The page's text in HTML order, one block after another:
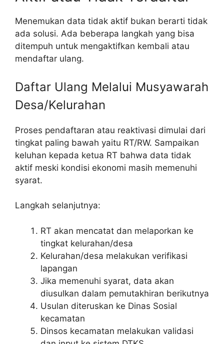
Menemukan data tidak aktif bukan berarti tidak
ada solusi. Ada beberapa langkah yang bisa
ditempuh untuk mengaktifkan kembali atau
mendaftar ulang.
Daftar Ulang Melalui Musyawarah
Desa/Kelurahan
Proses pendaftaran atau reaktivasi dimulai dari
tingkat paling bawah yaitu RT/RW. Sampaikan
keluhan kepada ketua RT bahwa data tidak
aktif meski kondisi ekonomi masih memenuhi
syarat.
Langkah selanjutnya:
RT akan mencatat dan melaporkan ke
tingkat kelurahan/desa
Kelurahan/desa melakukan verifikasi
lapangan
Jika memenuhi syarat, data akan
diusulkan dalam pemutakhiran berikutnya
Usulan diteruskan ke Dinas Sosial
kecamatan
Dinsos kecamatan melakukan validasi